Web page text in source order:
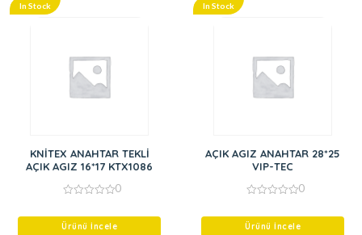
In Stock
KNİTEX ANAHTAR TEKLİ
AÇIK AGIZ 16*17 KTX1086
of
0
Ürünü İncele
In Stock
AÇIK AGIZ ANAHTAR 28*25
VIP-TEC
of
0
Ürünü İncele